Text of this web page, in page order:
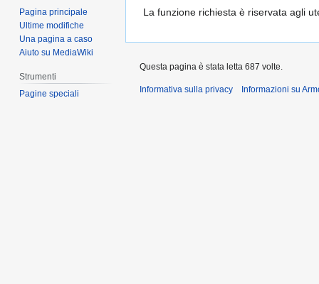
alla
alla
La funzione richiesta è riservata agli
Pagina principale
Ultime modifiche
Una pagina a caso
Aiuto su MediaWiki
Strumenti
Pagine speciali
Questa pagina è stata letta 687 volte.
Informativa sulla privacy Informazioni su